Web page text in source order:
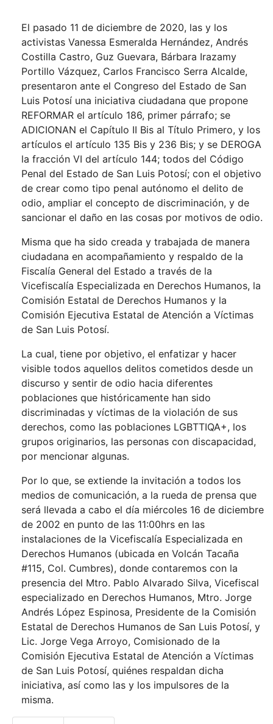
El pasado 11 de diciembre de 2020, las y los
activistas Vanessa Esmeralda Hernández, Andrés
Costilla Castro, Guz Guevara, Bárbara Irazamy
Portillo Vázquez, Carlos Francisco Serra Alcalde,
presentaron ante el Congreso del Estado de San
Luis Potosí una iniciativa ciudadana que propone
REFORMAR el artículo 186, primer párrafo; se
ADICIONAN el Capítulo II Bis al Título Primero, y los
artículos el artículo 135 Bis y 236 Bis; y se DEROGA
la fracción VI del artículo 144; todos del Código
Penal del Estado de San Luis Potosí; con el objetivo
de crear como tipo penal autónomo el delito de
odio, ampliar el concepto de discriminación, y de
sancionar el daño en las cosas por motivos de odio.
Misma que ha sido creada y trabajada de manera
ciudadana en acompañamiento y respaldo de la
Fiscalía General del Estado a través de la
Vicefiscalía Especializada en Derechos Humanos, la
Comisión Estatal de Derechos Humanos y la
Comisión Ejecutiva Estatal de Atención a Víctimas
de San Luis Potosí.
La cual, tiene por objetivo, el enfatizar y hacer
visible todos aquellos delitos cometidos desde un
discurso y sentir de odio hacia diferentes
poblaciones que históricamente han sido
discriminadas y víctimas de la violación de sus
derechos, como las poblaciones LGBTTIQA+, los
grupos originarios, las personas con discapacidad,
por mencionar algunas.
Por lo que, se extiende la invitación a todos los
medios de comunicación, a la rueda de prensa que
será llevada a cabo el día miércoles 16 de diciembre
de 2002 en punto de las 11:00hrs en las
instalaciones de la Vicefiscalía Especializada en
Derechos Humanos (ubicada en Volcán Tacaña
#115, Col. Cumbres), donde contaremos con la
presencia del Mtro. Pablo Alvarado Silva, Vicefiscal
especializado en Derechos Humanos, Mtro. Jorge
Andrés López Espinosa, Presidente de la Comisión
Estatal de Derechos Humanos de San Luis Potosí, y
Lic. Jorge Vega Arroyo, Comisionado de la
Comisión Ejecutiva Estatal de Atención a Víctimas
de San Luis Potosí, quiénes respaldan dicha
iniciativa, así como las y los impulsores de la
misma.